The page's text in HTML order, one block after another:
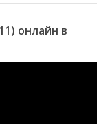
онлайн в